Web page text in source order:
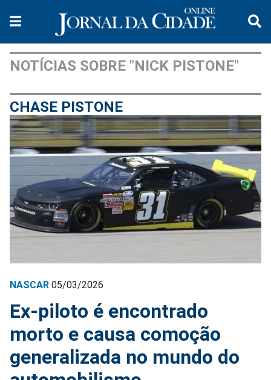
NOTÍCIAS SOBRE "NICK PISTONE"
CHASE PISTONE
NASCAR 05/03/2026
Ex-piloto é encontrado
morto e causa comoção
generalizada no mundo do